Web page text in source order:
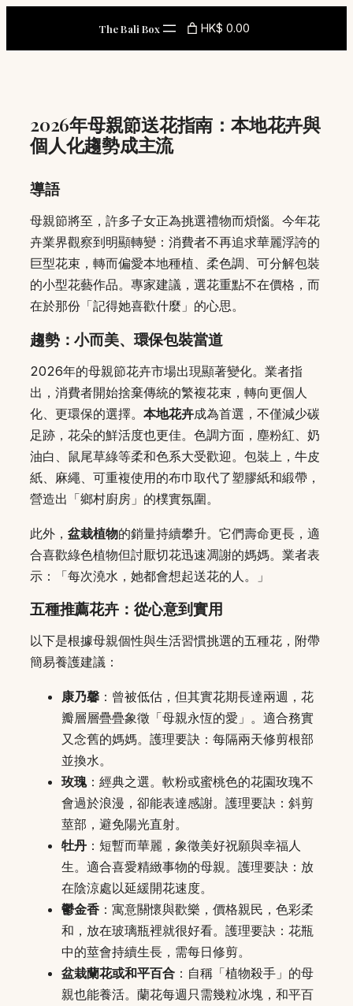
The Bali Box HK$ 0.00
2026年母親節送花指南：本地花卉與
個人化趨勢成主流
導語
母親節將至，許多子女正為挑選禮物而煩惱。今年花
卉業界觀察到明顯轉變：消費者不再追求華麗浮誇的
巨型花束，轉而偏愛本地種植、柔色調、可分解包裝
的小型花藝作品。專家建議，選花重點不在價格，而
在於那份「記得她喜歡什麼」的心思。
趨勢：小而美、環保包裝當道
2026年的母親節花卉市場出現顯著變化。業者指
出，消費者開始捨棄傳統的繁複花束，轉向更個人
化、更環保的選擇。 本地花卉成為首選，不僅減少碳
足跡，花朵的鮮活度也更佳。色調方面，塵粉紅、奶
油白、鼠尾草綠等柔和色系大受歡迎。包裝上，牛皮
紙、麻繩、可重複使用的布巾取代了塑膠紙和緞帶，
營造出「鄉村廚房」的樸實氛圍。
此外， 盆栽植物的銷量持續攀升。它們壽命更長，適
合喜歡綠色植物但討厭切花迅速凋謝的媽媽。業者表
示：「每次澆水，她都會想起送花的人。」
五種推薦花卉：從心意到實用
以下是根據母親個性與生活習慣挑選的五種花，附帶
簡易養護建議：
康乃馨 ：曾被低估，但其實花期長達兩週，花
瓣層層疊疊象徵「母親永恆的愛」。適合務實
又念舊的媽媽。護理要訣：每隔兩天修剪根部
並換水。
玫瑰：經典之選。軟粉或蜜桃色的花園玫瑰不
會過於浪漫，卻能表達感謝。護理要訣：斜剪
莖部，避免陽光直射。
牡丹 ：短暫而華麗，象徵美好祝願與幸福人
生。適合喜愛精緻事物的母親。護理要訣：放
在陰涼處以延緩開花速度。
鬱金香 ：寓意關懷與歡樂，價格親民，色彩柔
和，放在玻璃瓶裡就很好看。護理要訣：花瓶
中的莖會持續生長，需每日修剪。
盆栽蘭花或和平百合 ：自稱「植物殺手」的母
親也能養活。蘭花每週只需幾粒冰塊，和平百